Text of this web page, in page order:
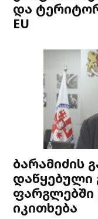
და
EU
ბარამიძის
დაწყებული
ფარგლებში
იკითხება